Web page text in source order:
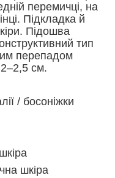
перемичці, на
Підкладка й
Підошва
тип
перепадом
см.
/ босоніжки
шкіра